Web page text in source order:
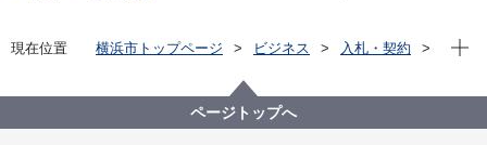
現在位置 横浜市トップページ ビジネス
入札・契約
【入札結果掲載】【公募型指名競争入札】令和５年度
横浜市外出支援サービス事業における車両運行業務委
現在
ページトップへ